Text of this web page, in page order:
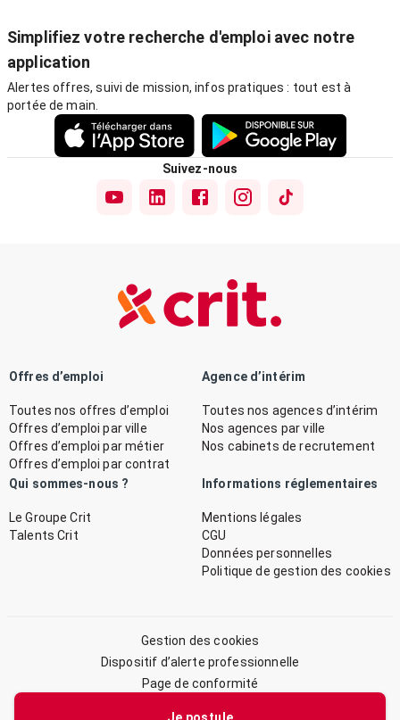
Simplifiez votre recherche d'emploi avec notre
application
Alertes offres, suivi de mission, infos pratiques : tout est à
portée de main.
Suivez-nous
Offres d’emploi
Toutes nos offres d’emploi
Offres d’emploi par ville
Offres d’emploi par métier
Offres d’emploi par contrat
Agence d’intérim
Toutes nos agences d’intérim
Nos agences par ville
Nos cabinets de recrutement
Qui sommes-nous ?
Le Groupe Crit
Talents Crit
Informations réglementaires
Mentions légales
CGU
Données personnelles
Politique de gestion des cookies
Gestion des cookies
Dispositif d’alerte professionnelle
Page de conformité